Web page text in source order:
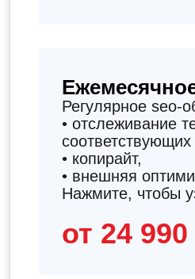
Регулярное seo-
• отслеживание
• копирайт,
• внешняя
Нажмите, чтобы
от 24